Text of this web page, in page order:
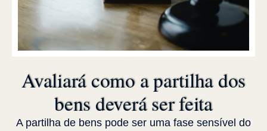
Avaliará como a partilha dos
bens deverá ser feita
A partilha de bens pode ser uma fase sensível do